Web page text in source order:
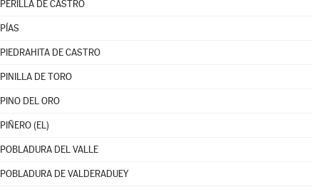
PERILLA DE CASTRO
PÍAS
PIEDRAHITA DE CASTRO
PINILLA DE TORO
PINO DEL ORO
PIÑERO (EL)
POBLADURA DEL VALLE
POBLADURA DE VALDERADUEY